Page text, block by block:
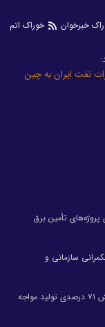
خبرخوان خوراک اتم
تأمین برق
سازمانی و
پتروشیمی اروند پس از اختلالات ناشی از جنگ، با کاهش ۷۱ درصدی تولید مواجه